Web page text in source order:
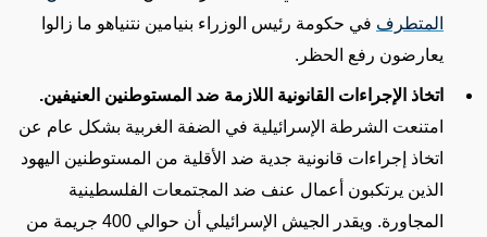
المتطرف في حكومة رئيس الوزراء بنيامين نتنياهو ما زالوا
يعارضون رفع الحظر.
اتخاذ الإجراءات القانونية اللازمة ضد المستوطنين العنيفين.
امتنعت الشرطة الإسرائيلية في الضفة الغربية بشكل عام عن
اتخاذ إجراءات قانونية جدية ضد الأقلية من المستوطنين اليهود
الذين يرتكبون أعمال عنف ضد المجتمعات الفلسطينية
المجاورة. ويقدر الجيش الإسرائيلي أن حوالي 400 جريمة من